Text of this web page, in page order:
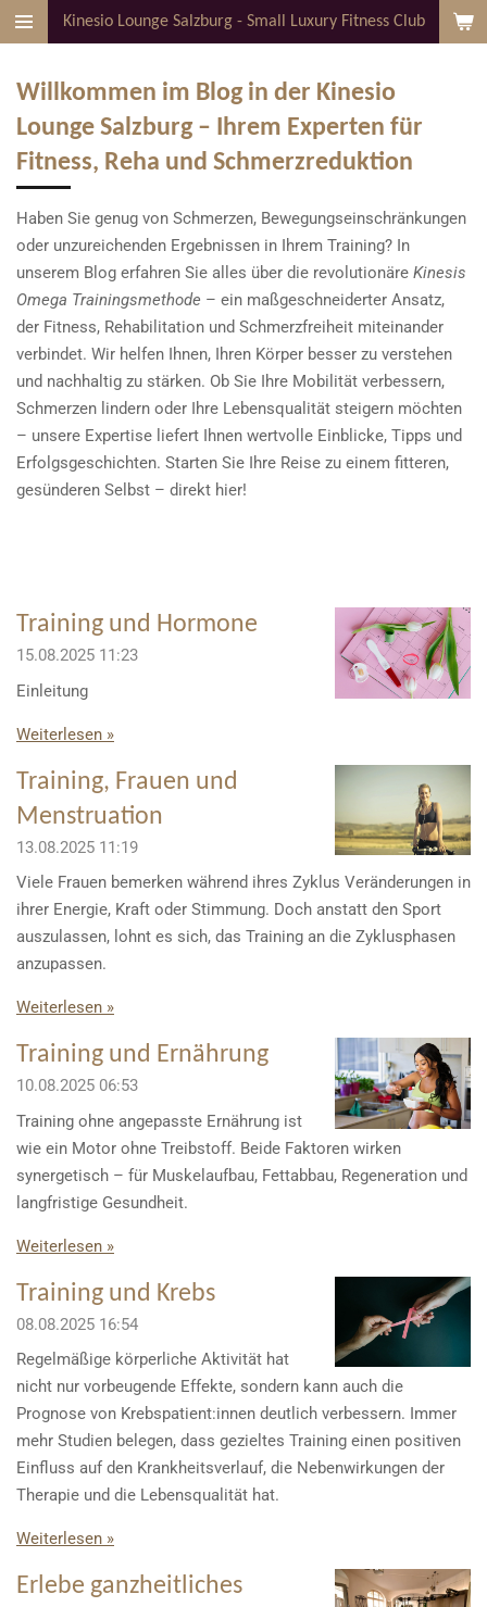
Zum
springen
Kinesio Lounge Salzburg - Small Luxury Fitness Club
Willkommen im Blog in der Kinesio
Lounge Salzburg – Ihrem Experten für
Fitness, Reha und Schmerzreduktion
Haben Sie genug von Schmerzen, Bewegungseinschränkungen
oder unzureichenden Ergebnissen in Ihrem Training? In
unserem Blog erfahren Sie alles über die revolutionäre Kinesis
Omega Trainingsmethode – ein maßgeschneiderter Ansatz,
der Fitness, Rehabilitation und Schmerzfreiheit miteinander
verbindet. Wir helfen Ihnen, Ihren Körper besser zu verstehen
und nachhaltig zu stärken. Ob Sie Ihre Mobilität verbessern,
Schmerzen lindern oder Ihre Lebensqualität steigern möchten
– unsere Expertise liefert Ihnen wertvolle Einblicke, Tipps und
Erfolgsgeschichten. Starten Sie Ihre Reise zu einem fitteren,
gesünderen Selbst – direkt hier!
Training und Hormone
15.08.2025 11:23
Einleitung
Weiterlesen »
Training, Frauen und
Menstruation
13.08.2025 11:19
Viele Frauen bemerken während ihres Zyklus Veränderungen in
ihrer Energie, Kraft oder Stimmung. Doch anstatt den Sport
auszulassen, lohnt es sich, das Training an die Zyklusphasen
anzupassen.
Weiterlesen »
Training und Ernährung
10.08.2025 06:53
Training ohne angepasste Ernährung ist
wie ein Motor ohne Treibstoff. Beide Faktoren wirken
synergetisch – für Muskelaufbau, Fettabbau, Regeneration und
langfristige Gesundheit.
Weiterlesen »
Training und Krebs
08.08.2025 16:54
Regelmäßige körperliche Aktivität hat
nicht nur vorbeugende Effekte, sondern kann auch die
Prognose von Krebspatient:innen deutlich verbessern. Immer
mehr Studien belegen, dass gezieltes Training einen positiven
Einfluss auf den Krankheitsverlauf, die Nebenwirkungen der
Therapie und die Lebensqualität hat.
Weiterlesen »
Erlebe ganzheitliches